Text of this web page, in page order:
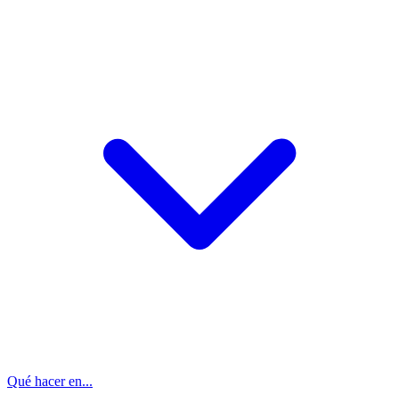
Qué hacer en...